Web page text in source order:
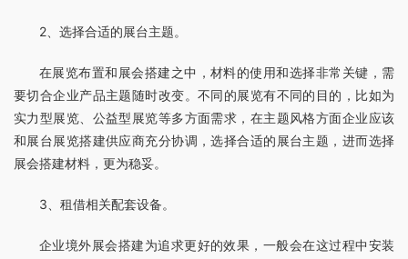
2、选择合适的展台主题。
在展览布置和展会搭建之中，材料的使用和选择非常关键，需
要切合企业产品主题随时改变。不同的展览有不同的目的，比如为
实力型展览、公益型展览等多方面需求，在主题风格方面企业应该
和展台展览搭建供应商充分协调，选择合适的展台主题，进而选择
展会搭建材料，更为稳妥。
3、租借相关配套设备。
企业境外展会搭建为追求更好的效果，一般会在这过程中安装